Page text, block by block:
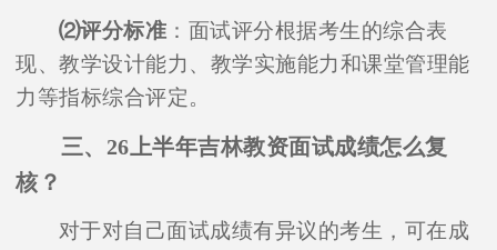
⑵评分标准 ：面试评分根据考生的综合表
现、教学设计能力、教学实施能力和课堂管理能
力等指标综合评定。
三、26上半年吉林教资面试成绩怎么复
核？
对于对自己面试成绩有异议的考生，可在成